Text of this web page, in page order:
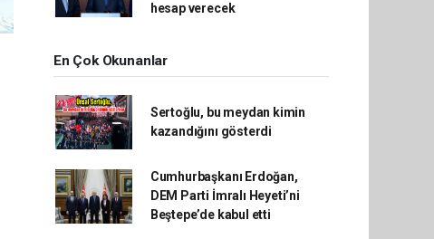
hesap verecek
En Çok Okunanlar
Sertoğlu, bu meydan kimin
kazandığını gösterdi
Cumhurbaşkanı Erdoğan,
DEM Parti İmralı Heyeti’ni
Beştepe’de kabul etti